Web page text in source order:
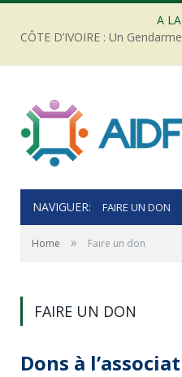
A
NAVIGUER: FAIRE UN DON
Home » Faire un don
FAIRE UN DON
Dons à